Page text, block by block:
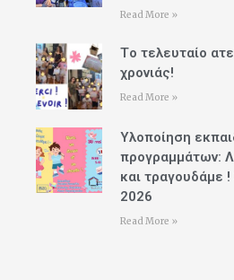
Read More »
Tο τελευταίο
χρονιάς!
Read More »
Υλοποίηση
προγραμμάτων:
και τραγουδάμε
2026
Read More »